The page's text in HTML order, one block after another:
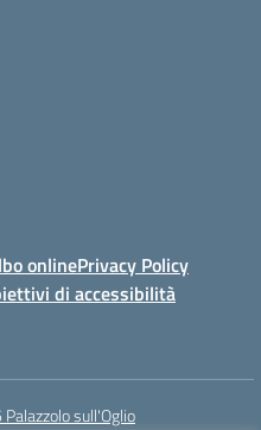
onlinePrivacy Policy
di accessibilità
sull'Oglio